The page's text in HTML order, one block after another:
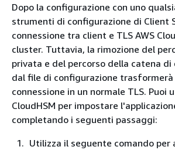
Dopo la configurazione con uno
strumenti di configurazione di Client
connessione tra client e TLS AWS
cluster. Tuttavia, la rimozione del
privata e del percorso della catena
dal file di configurazione trasformerà
connessione in un normale TLS. Puoi
CloudHSM per impostare
completando i seguenti passaggi:
Utilizza il seguente comando per